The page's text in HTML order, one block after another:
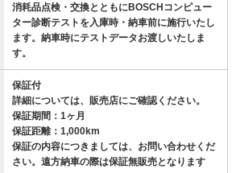
消耗品点検・交換とともにBOSCHコンピュー
ター診断テストを入庫時・納車前に施行いたし
ます。納車時にテストデータお渡しいたしま
す。
保証付
詳細については、販売店にご確認ください。
保証期間：1ヶ月
保証距離：1,000km
保証の内容につきましては、お問い合わせくだ
さい。遠方納車の際は保証無販売となります